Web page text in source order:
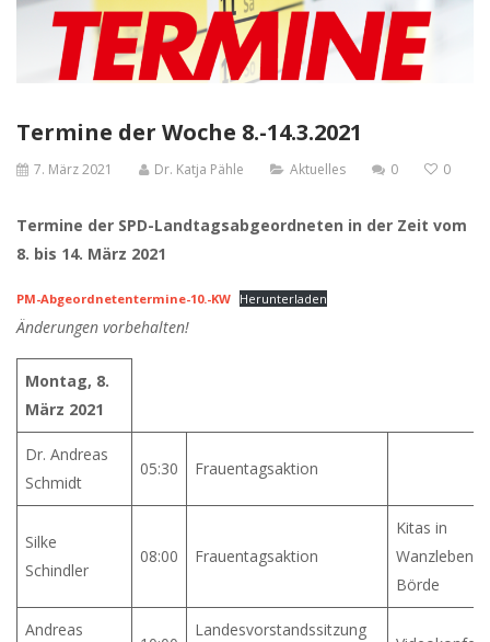
Termine der Woche 8.-14.3.2021
7. März 2021 Dr. Katja Pähle Aktuelles 0 0
Termine der SPD-Landtagsabgeordneten in der Zeit vom
8. bis 14. März 2021
PM-Abgeordnetentermine-10.-KW Herunterladen
Änderungen vorbehalten!
Montag, 8.
März 2021
Dr. Andreas
Schmidt
05:30 Frauentagsaktion
Silke
Schindler
08:00 Frauentagsaktion
Kitas in
Wanzleben-
Börde
Andreas
Landesvorstandssitzung